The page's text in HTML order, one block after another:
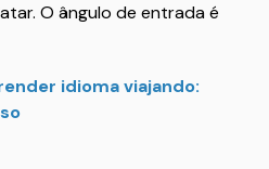
O ângulo de entrada é
idioma viajando: